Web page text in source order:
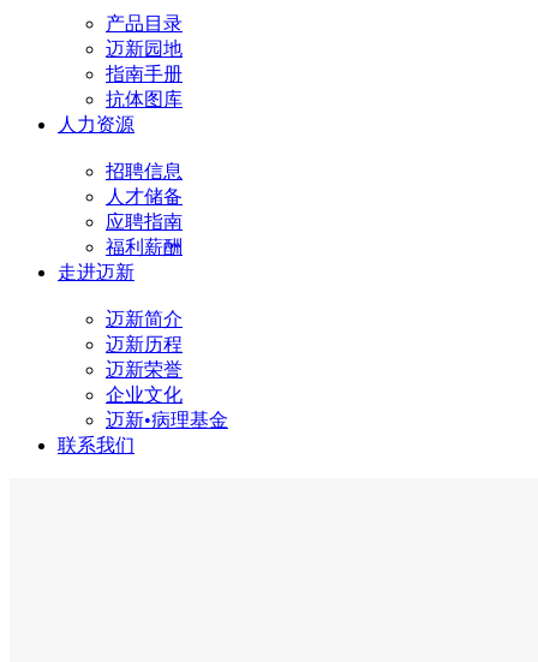
产品目录
迈新园地
指南手册
抗体图库
人力资源
招聘信息
人才储备
应聘指南
福利薪酬
走进迈新
迈新简介
迈新历程
迈新荣誉
企业文化
迈新•病理基金
联系我们